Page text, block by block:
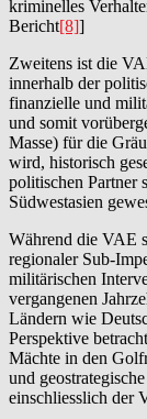
kriminelles
Bericht[8]]
Zweitens ist die
innerhalb der
finanzielle und
und somit
Masse) für die
wird, historisch
politischen Partner
Südwestasien
Während die VAE
regionaler Sub-
militärischen
vergangenen
Ländern wie
Perspektive
Mächte in den
und
einschliesslich der